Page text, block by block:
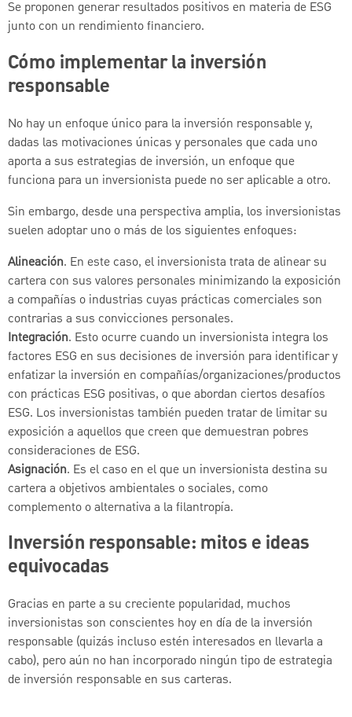
Se proponen generar resultados positivos en materia de ESG
junto con un rendimiento financiero.
Cómo implementar la inversión
responsable
No hay un enfoque único para la inversión responsable y,
dadas las motivaciones únicas y personales que cada uno
aporta a sus estrategias de inversión, un enfoque que
funciona para un inversionista puede no ser aplicable a otro.
Sin embargo, desde una perspectiva amplia, los inversionistas
suelen adoptar uno o más de los siguientes enfoques:
Alineación. En este caso, el inversionista trata de alinear su
cartera con sus valores personales minimizando la exposición
a compañías o industrias cuyas prácticas comerciales son
contrarias a sus convicciones personales.
Integración. Esto ocurre cuando un inversionista integra los
factores ESG en sus decisiones de inversión para identificar y
enfatizar la inversión en compañías/organizaciones/productos
con prácticas ESG positivas, o que abordan ciertos desafíos
ESG. Los inversionistas también pueden tratar de limitar su
exposición a aquellos que creen que demuestran pobres
consideraciones de ESG.
Asignación. Es el caso en el que un inversionista destina su
cartera a objetivos ambientales o sociales, como
complemento o alternativa a la filantropía.
Inversión responsable: mitos e ideas
equivocadas
Gracias en parte a su creciente popularidad, muchos
inversionistas son conscientes hoy en día de la inversión
responsable (quizás incluso estén interesados en llevarla a
cabo), pero aún no han incorporado ningún tipo de estrategia
de inversión responsable en sus carteras.